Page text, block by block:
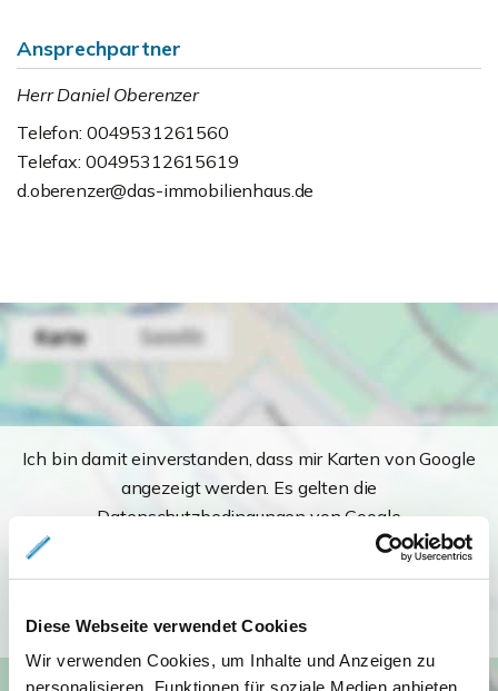
Diese Webseite verwendet Cookies
Wir verwenden Cookies, um Inhalte und Anzeigen zu
personalisieren, Funktionen für soziale Medien anbieten
Ansprechpartner
Herr Daniel Oberenzer
Telefon: 0049531261560
Telefax: 00495312615619
d.oberenzer@das-immobilienhaus.de
Ich bin damit einverstanden, dass mir Karten von Google
angezeigt werden. Es gelten die
Datenschutzbedingungen von Google
https://policies.google.com/privacy).